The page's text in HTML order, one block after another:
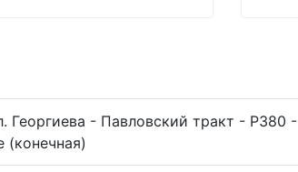
Георгиева - Павловский тракт - Р380 -
(конечная)